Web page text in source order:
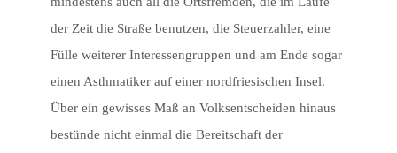
der Zeit die Straße benutzen, die Steuerzahler, eine
Fülle weiterer Interessengruppen und am Ende sogar
einen Asthmatiker auf einer nordfriesischen Insel.
Über ein gewisses Maß an Volksentscheiden hinaus
bestünde nicht einmal die Bereitschaft der